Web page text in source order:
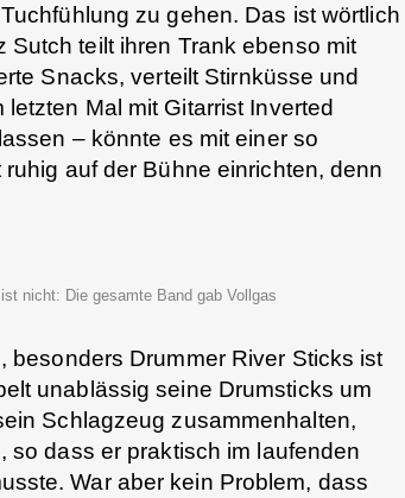
zu gehen. Das ist wörtlich
teilt ihren Trank ebenso mit
Snacks, verteilt Stirnküsse und
Mal mit Gitarrist Inverted
– könnte es mit einer so
auf der Bühne einrichten, denn
nicht: Die gesamte Band gab Vollgas
besonders Drummer River Sticks ist
unablässig seine Drumsticks um
Schlagzeug zusammenhalten,
dass er praktisch im laufenden
War aber kein Problem, dass